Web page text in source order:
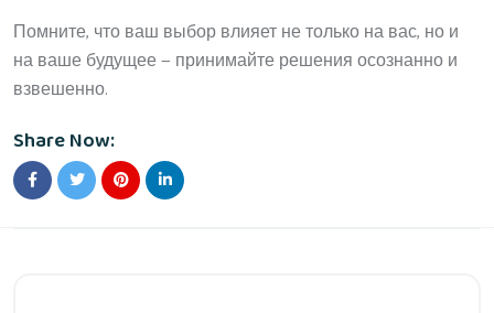
Помните, что ваш выбор влияет не только на вас, но и
на ваше будущее — принимайте решения осознанно и
взвешенно.
Share Now: